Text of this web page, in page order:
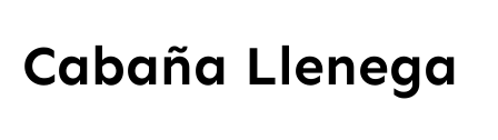
Cabaña Llenega